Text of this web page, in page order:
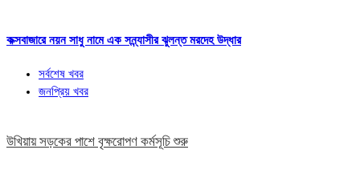
কক্সবাজারে নয়ন সাধু নামে এক সন্ন্যাসীর ঝুলন্ত মরদেহ উদ্ধার
সর্বশেষ খবর
জনপ্রিয় খবর
উখিয়ায় সড়কের পাশে বৃক্ষরোপণ কর্মসূচি শুরু